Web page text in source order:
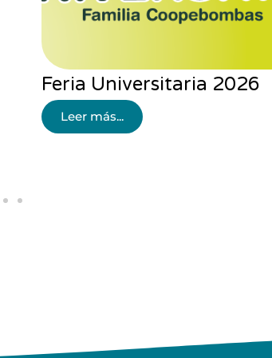
Implementación SARLAFT
Leer más...